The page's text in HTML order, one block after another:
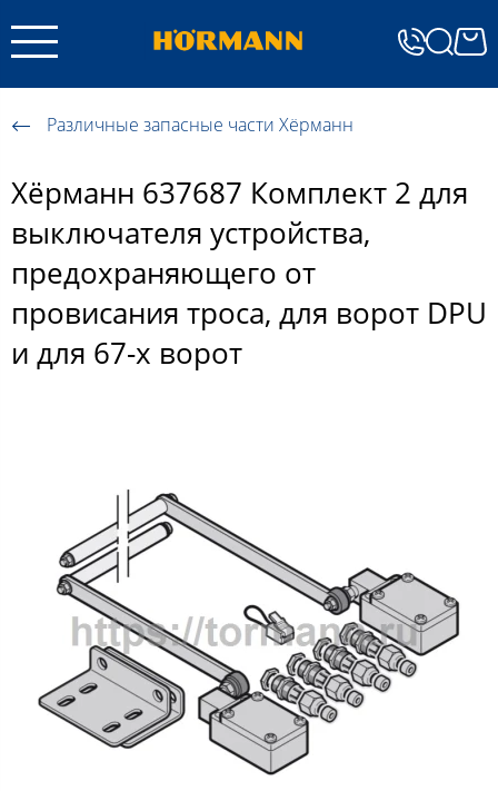
Различные запасные части Хёрманн
Хёрманн 637687 Комплект 2 для
выключателя устройства,
предохраняющего от
провисания троса, для ворот DPU
и для 67-х ворот